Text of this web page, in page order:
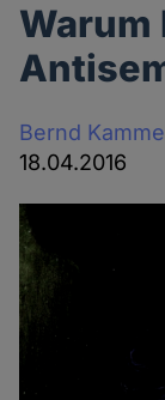
Warum
Bernd
18.04.2016